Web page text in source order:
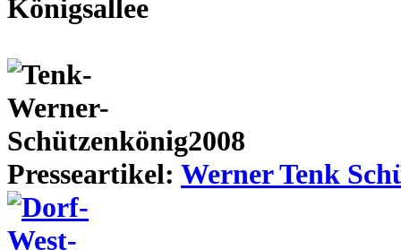
Presseartikel: Werner Tenk